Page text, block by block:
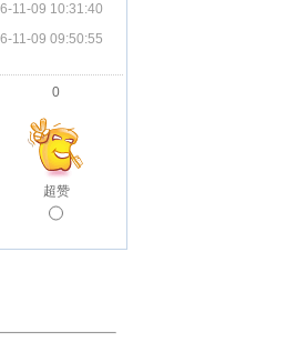
11-09 10:31:40
11-09 09:50:55
0
超赞